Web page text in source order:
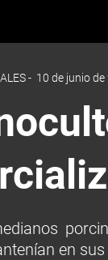
- 10 de junio de
en